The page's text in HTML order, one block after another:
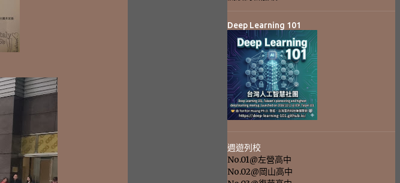
Deep Learning 101
週遊列校
No.01@左營高中
No.02@岡山高中